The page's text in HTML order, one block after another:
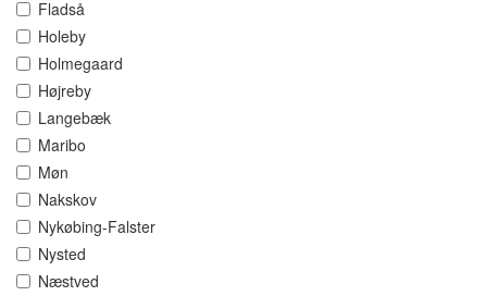
Fladså
Holeby
Holmegaard
Højreby
Langebæk
Maribo
Møn
Nakskov
Nykøbing-Falster
Nysted
Næstved